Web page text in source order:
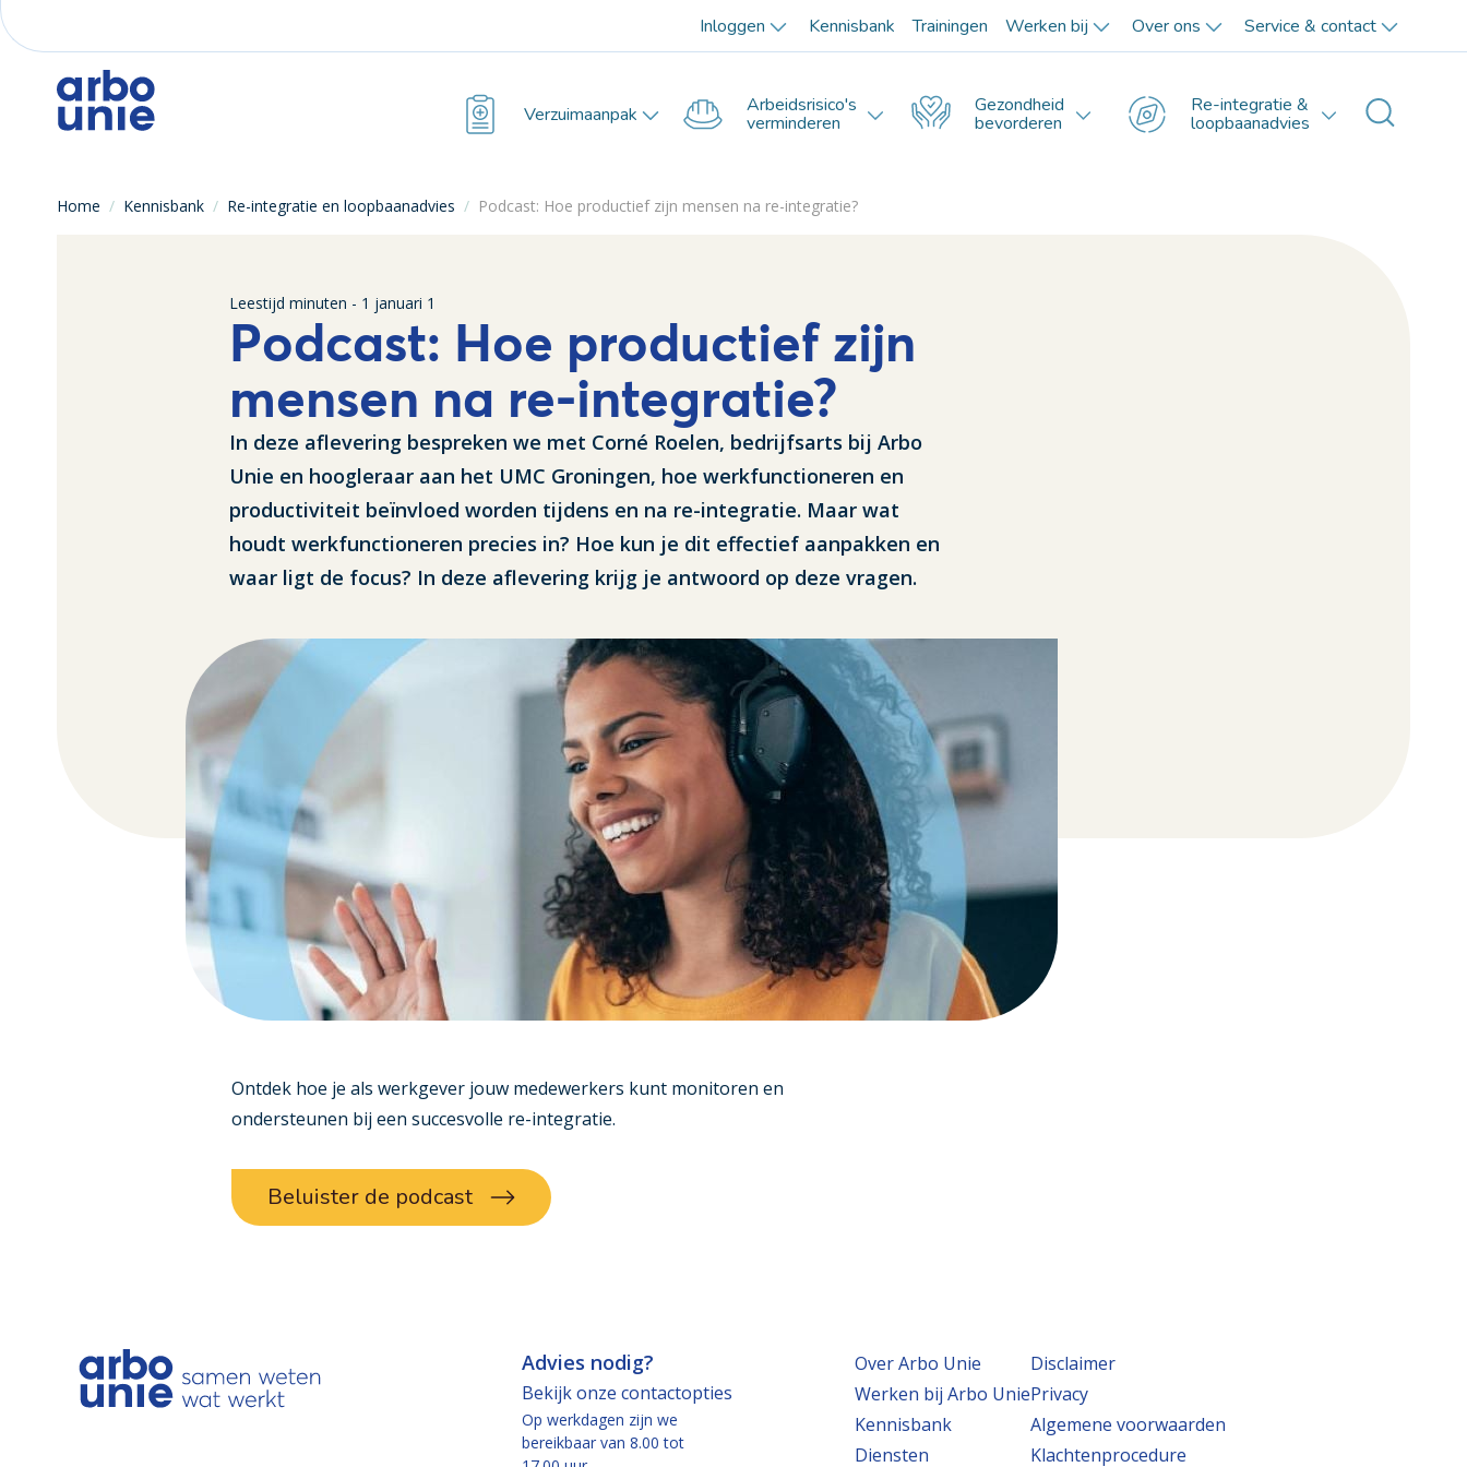
Inloggen Kennisbank Trainingen Werken bij Over ons Service & contact
Verzuimaanpak Arbeidsrisico's
verminderen
Gezondheid
bevorderen
Re-integratie &
loopbaanadvies
Home / Kennisbank / Re-integratie en loopbaanadvies / Podcast: Hoe productief zijn mensen na re-integratie?
Leestijdminuten - 1 januari 1
Podcast: Hoe productief zijn
mensen na re-integratie?
In deze aflevering bespreken we met Corné Roelen, bedrijfsarts bij Arbo
Unie en hoogleraar aan het UMC Groningen, hoe werkfunctioneren en
productiviteit beïnvloed worden tijdens en na re-integratie. Maar wat
houdt werkfunctioneren precies in? Hoe kun je dit effectief aanpakken en
waar ligt de focus? In deze aflevering krijg je antwoord op deze vragen.
Ontdek hoe je als werkgever jouw medewerkers kunt monitoren en
ondersteunen bij een succesvolle re-integratie.
Beluister de podcast
Advies nodig?
Bekijk onze contactopties
Op werkdagen zijn we
bereikbaar van 8.00 tot
Over Arbo Unie
Werken bij Arbo Unie
Kennisbank
Diensten
Disclaimer
Privacy
Algemene voorwaarden
Klachtenprocedure